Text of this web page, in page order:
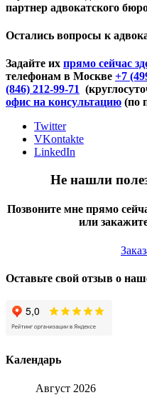
партнер адвокатского
Остались вопросы к
Задайте их прямо сейчас
телефонам в Москве +7
(846) 212-99-71
офис на консультацию (по
Twitter
VKontakte
LinkedIn
Не нашли
Позвоните мне прямо
или
Оставьте свой отзыв о
Календарь
Август 2026